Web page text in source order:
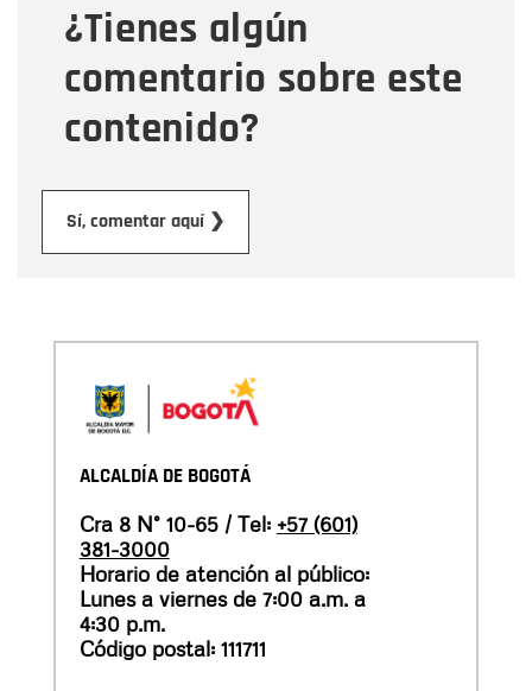
¿Tienes algún
comentario sobre este
contenido?
Sí, comentar aquí ❯
Mensaje
ALCALDÍA DE BOGOTÁ
Cra 8 N° 10-65 / Tel: +57 (601)
381-3000
Horario de atención al público:
Lunes a viernes de 7:00 a.m. a
4:30 p.m.
Código postal: 111711